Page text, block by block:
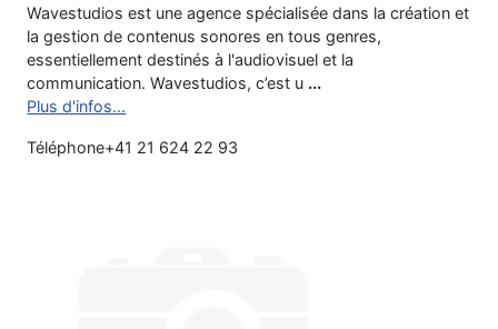
Wavestudios est une agence spécialisée dans la création et
la gestion de contenus sonores en tous genres,
essentiellement destinés à l'audiovisuel et la
communication. Wavestudios, c’est u ...
Plus d'infos...
Téléphone+41 21 624 22 93